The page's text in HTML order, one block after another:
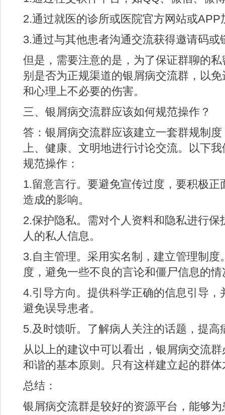
2.通过就医的诊所或医院官方网站或APP
3.通过与其他患者沟通交流获得邀请码或
但是，需要注意的是，为了保证群聊的
别是否为正规渠道的银屑病交流群，以
和心理上不必要的伤害。
三、银屑病交流群应该如何规范操作？
答：银屑病交流群应该建立一套群规制
上、健康、文明地进行讨论交流。以下
规范操作：
1.留意言行。要避免宣传过度，要积极正
造成的影响。
2.保护隐私。需对个人资料和隐私进行保
人的私人信息。
3.自主管理。采用实名制，建立管理制度
度，避免一些不良的言论和僵尸信息的情
4.引导方向。提供科学正确的信息引导，
避免误导患者。
5.及时馈听。了解病人关注的话题，提高
从以上的建议中可以看出，银屑病交流
和谐的基本原则。只有这样建立起的群
总结：
银屑病交流群是较好的资源平台，能够